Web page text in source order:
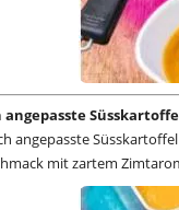
angepasste
mit zartem